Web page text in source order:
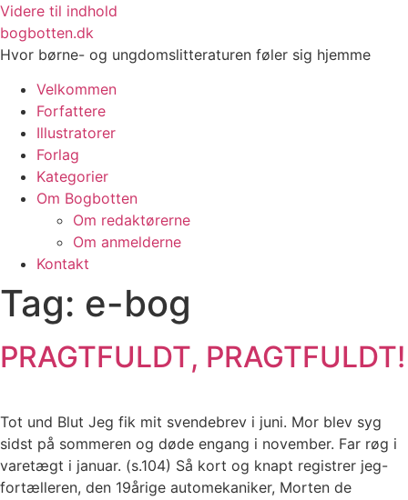
Videre til indhold
bogbotten.dk
Hvor børne- og ungdomslitteraturen føler sig hjemme
Velkommen
Forfattere
Illustratorer
Forlag
Kategorier
Om Bogbotten
Om redaktørerne
Om anmelderne
Kontakt
Tag: e-bog
PRAGTFULDT, PRAGTFULDT!
Tot und Blut Jeg fik mit svendebrev i juni. Mor blev syg
sidst på sommeren og døde engang i november. Far røg i
varetægt i januar. (s.104) Så kort og knapt registrer jeg-
fortælleren, den 19årige automekaniker, Morten de